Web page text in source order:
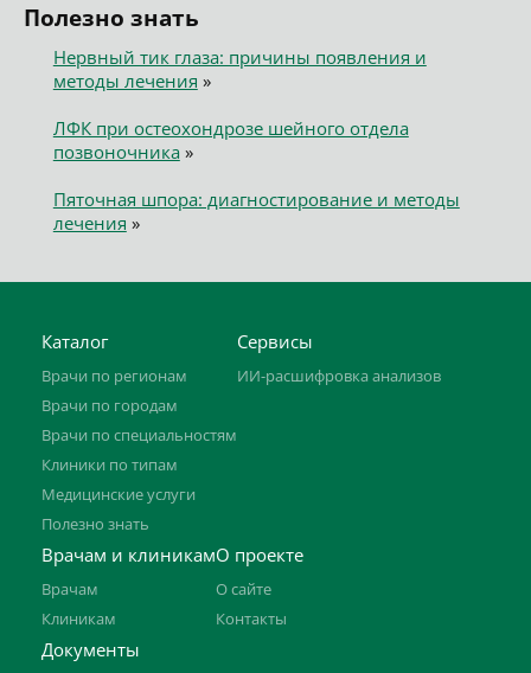
Полезно знать
Нервный тик глаза: причины появления и
методы лечения »
ЛФК при остеохондрозе шейного отдела
позвоночника»
Пяточная шпора: диагностирование и методы
лечения »
Каталог
Врачи по регионам
Врачи по городам
Врачи по специальностям
Клиники по типам
Медицинские услуги
Полезно знать
Сервисы
ИИ-расшифровка анализов
Врачам и клиникам
Врачам
Клиникам
О проекте
О сайте
Контакты
Документы